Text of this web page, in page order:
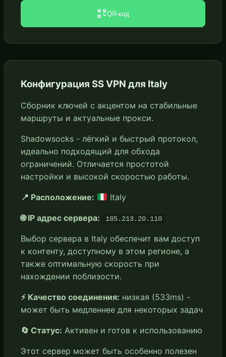
QR-код
Конфигурация SS VPN для Italy
Сборник ключей с акцентом на стабильные
маршруты и актуальные прокси.
Shadowsocks - лёгкий и быстрый протокол,
идеально подходящий для обхода
ограничений. Отличается простотой
настройки и высокой скоростью работы.
📍 Расположение: Italy
🌐 IP адрес сервера: 185.213.20.110
Выбор сервера в Italy обеспечит вам доступ
к контенту, доступному в этом регионе, а
также оптимальную скорость при
нахождении поблизости.
⚡ Качество соединения: низкая (533ms) -
может быть медленнее для некоторых задач
🔄 Статус: Активен и готов к использованию
Этот сервер может быть особенно полезен